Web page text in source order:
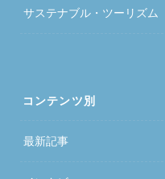
サステナブル・ツーリズム
コンテンツ別
最新記事